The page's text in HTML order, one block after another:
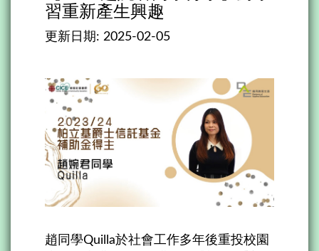
習重新產生興趣
更新日期: 2025-02-05
趙同學Quilla於社會工作多年後重投校園